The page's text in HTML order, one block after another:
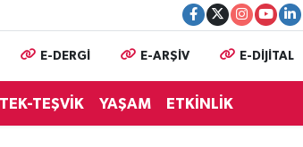
E-DERGİ E-ARŞİV E-DİJİTAL
TEŞVİK YAŞAM ETKİNLİK